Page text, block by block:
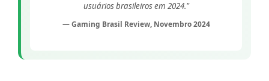
usuários brasileiros em 2024."
— Gaming Brasil Review, Novembro 2024